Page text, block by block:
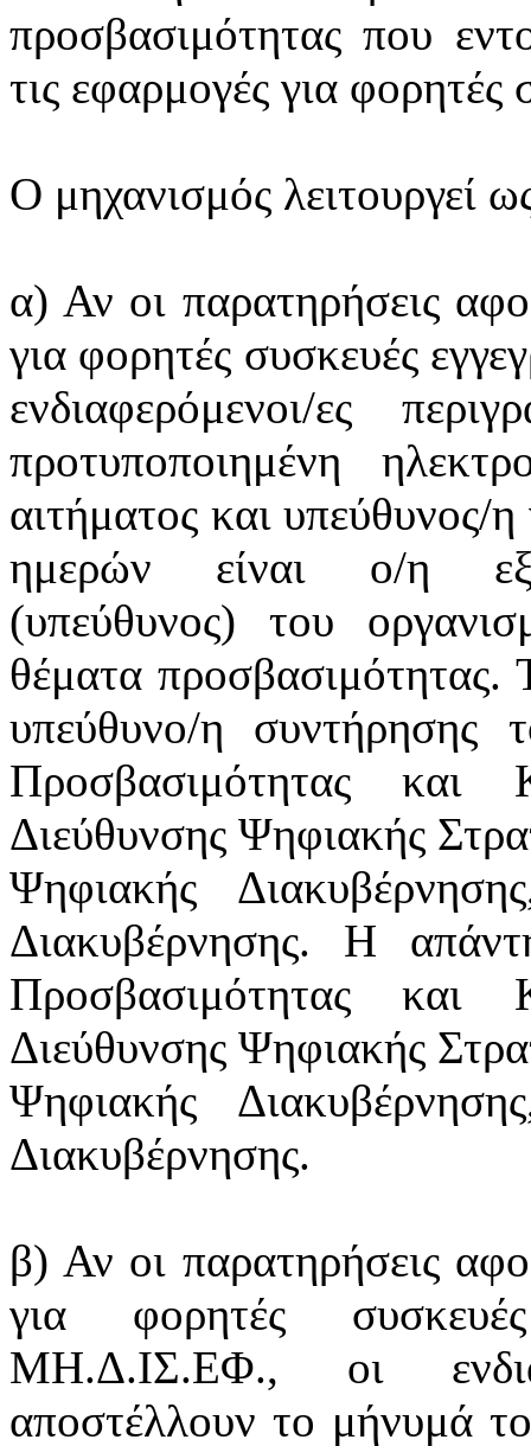
προσβασιμότητας που
τις εφαρμογές για φορητές
Ο μηχανισμός λειτουργεί
α) Αν οι παρατηρήσεις
για φορητές συσκευές
ενδιαφερόμενοι/ες
προτυποποιημένη
αιτήματος και υπεύθυνος/
ημερών είναι ο/η
(υπεύθυνος) του
θέματα προσβασιμότητας.
υπεύθυνο/η συντήρησης
Προσβασιμότητας και
Διεύθυνσης Ψηφιακής
Ψηφιακής
Διακυβέρνησης. Η
Προσβασιμότητας και
Διεύθυνσης Ψηφιακής
Ψηφιακής
Διακυβέρνησης.
β) Αν οι παρατηρήσεις
για φορητές
ΜΗ.Δ.ΙΣ.ΕΦ., οι
αποστέλλουν το μήνυμά